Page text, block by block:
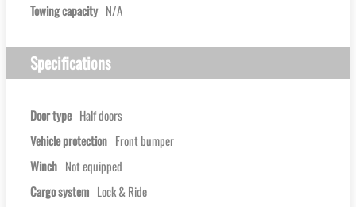
Towing capacity N/A
Specifications
Door type Half doors
Vehicle protection Front bumper
Winch Not equipped
Cargo system Lock & Ride